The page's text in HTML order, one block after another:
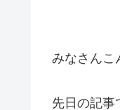
みなさんこ
先日の記事